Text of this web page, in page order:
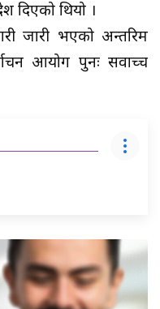
दिएको थियो ।
जारी भएको अन्तरिम
आयोग पुनः सर्वोच्च